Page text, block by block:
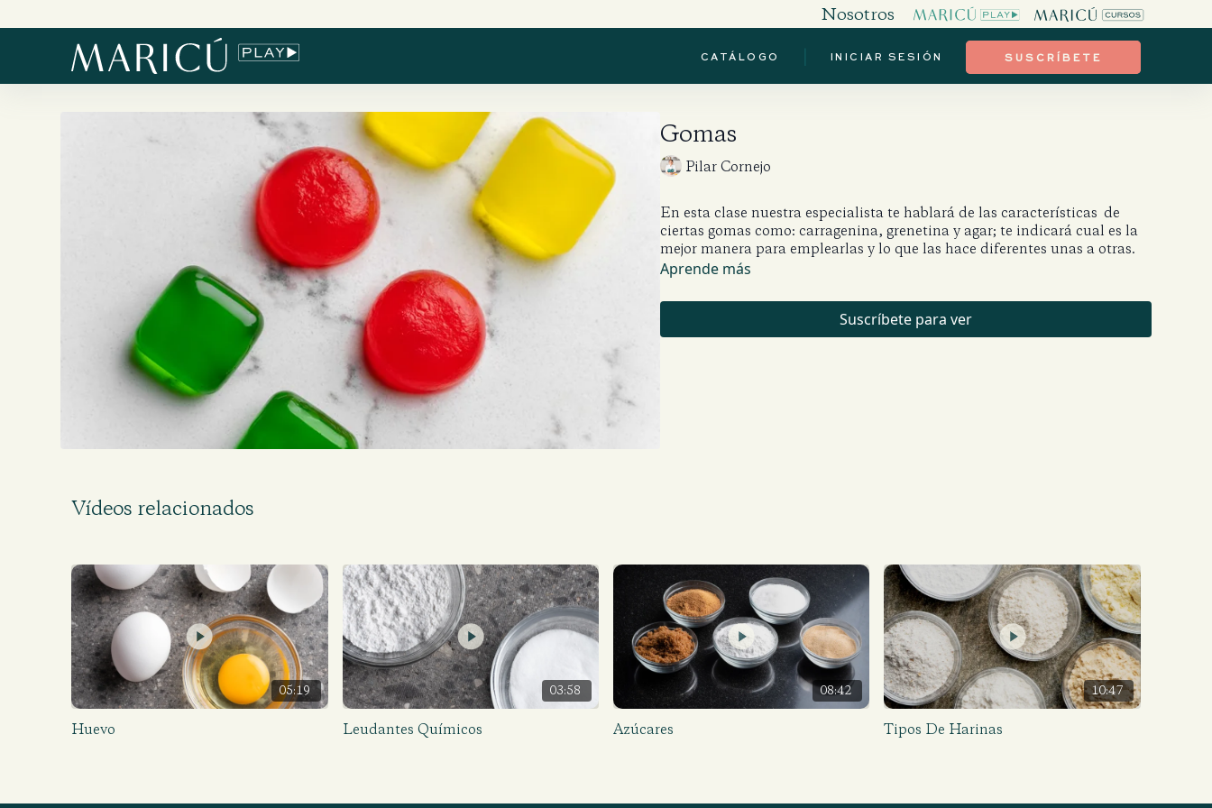
Nosotros
CATÁLOGO INICIAR SESIÓN SUSCRÍBETE
Gomas
Pilar Cornejo
En esta clase nuestra especialista te hablará de las características de
ciertas gomas como: carragenina, grenetina y agar; te indicará cual es la
mejor manera para emplearlas y lo que las hace diferentes unas a otras.
Aprende más
Suscríbete para ver
Vídeos relacionados
05:19
Huevo
03:58
Leudantes Químicos
08:42
Azúcares
10:47
Tipos De Harinas